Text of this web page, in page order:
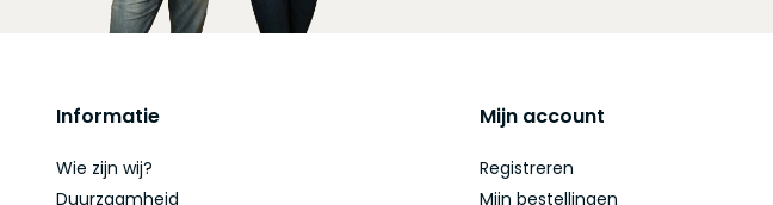
Informatie
Wie zijn wij?
Duurzaamheid
Mijn account
Registreren
Mijn bestellingen